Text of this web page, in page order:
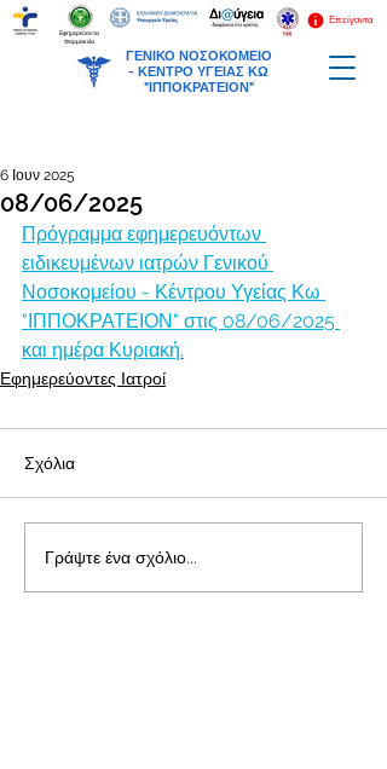
ΓΕΝΙΚΟ ΝΟΣΟΚΟΜΕΙΟ
- ΚΕΝΤΡΟ ΥΓΕΙΑΣ ΚΩ
"ΙΠΠΟΚΡΑΤΕΙΟΝ"
Επείγοντα
Εφημερεύοντα
Φαρμακεία
08/06/2025
6 Ιουν 2025
Πρόγραμμα εφημερευόντων
ειδικευμένων ιατρών Γενικού
Νοσοκομείου - Κέντρου Υγείας Κω
"ΙΠΠΟΚΡΑΤΕΙΟΝ" στις 08/06/2025
και ημέρα Κυριακή.
Εφημερεύοντες Ιατροί
Σχόλια
Γράψτε ένα σχόλιο...